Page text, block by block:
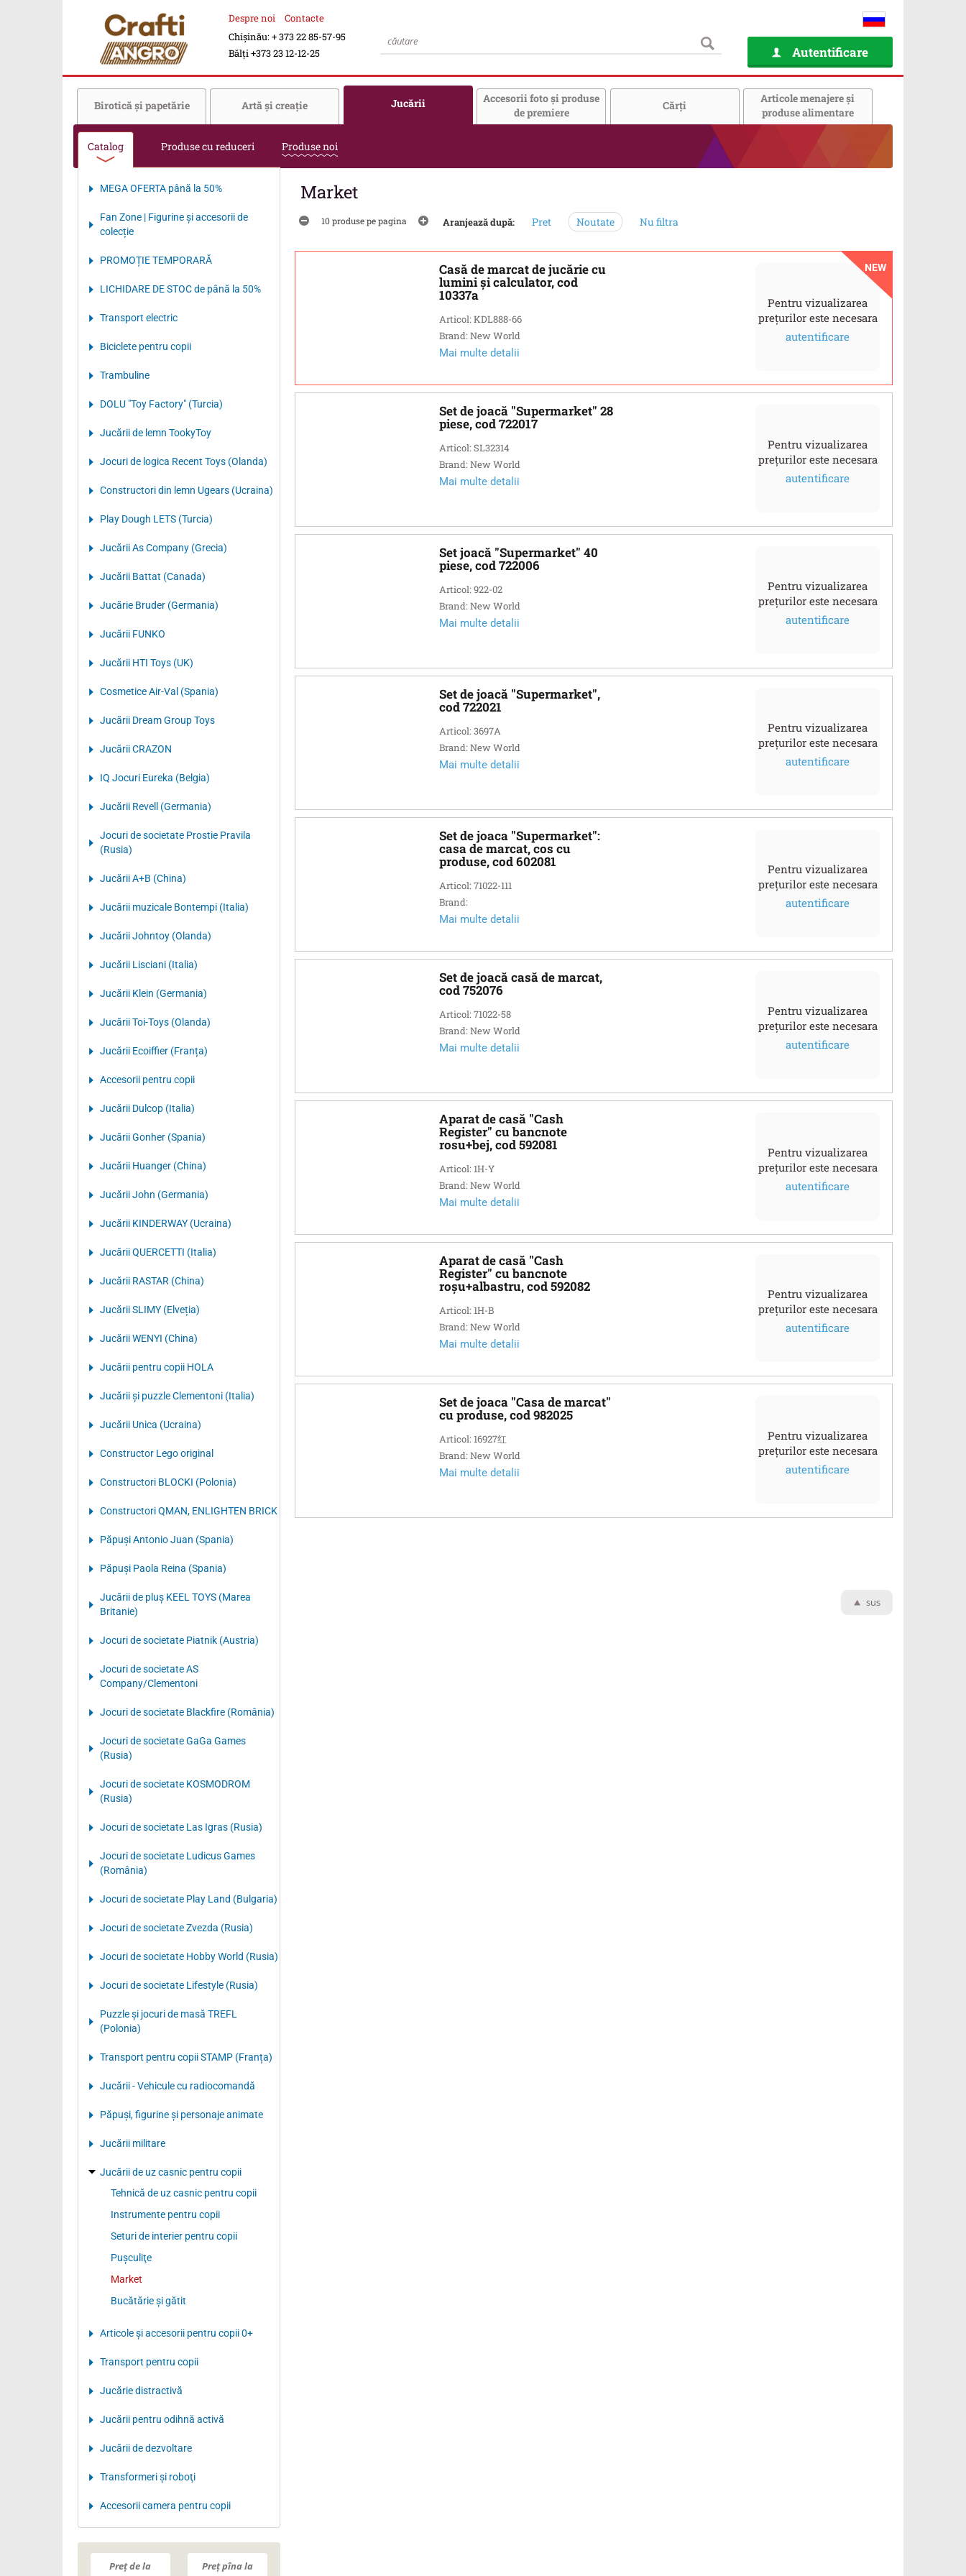
Autentificare
Despre noi
Contacte
Chișinău: + 373 22 85-57-95
Bălți +373 23 12-12-25
Birotică şi papetărie Artă şi creaţie Jucării
Accesorii foto şi produse
de premiere
Cărţi
Articole menajere și
produse alimentare
Catalog Produse cu reduceri Produse noi
MEGA OFERTA până la 50%
Fan Zone | Figurine și accesorii de
colecție
PROMOȚIE TEMPORARĂ
LICHIDARE DE STOC de până la 50%
Transport electriс
Biciclete pentru copii
Trambuline
DOLU "Toy Factory" (Turcia)
Jucării de lemn TookyToy
Jocuri de logica Recent Toys (Olanda)
Constructori din lemn Ugears (Ucraina)
Play Dough LETS (Turcia)
Jucării As Company (Grecia)
Jucării Battat (Canada)
Jucărie Bruder (Germania)
Jucării FUNKO
Jucării HTI Toys (UK)
Cosmetice Air-Val (Spania)
Jucării Dream Group Toys
Jucării CRAZON
IQ Jocuri Eureka (Belgia)
Jucării Revell (Germania)
Jocuri de societate Prostie Pravila
(Rusia)
Jucării A+B (China)
Jucării muzicale Bontempi (Italia)
Jucării Johntoy (Olanda)
Jucării Lisciani (Italia)
Jucării Klein (Germania)
Jucării Toi-Toys (Olanda)
Jucării Ecoiffier (Franța)
Accesorii pentru copii
Jucării Dulcop (Italia)
Jucării Gonher (Spania)
Jucării Huanger (China)
Jucării John (Germania)
Jucării KINDERWAY (Ucraina)
Jucării QUERCETTI (Italia)
Jucării RASTAR (China)
Jucării SLIMY (Elveția)
Jucării WENYI (China)
Jucării pentru copii HOLA
Jucării și puzzle Clementoni (Italia)
Jucării Unica (Ucraina)
Constructor Lego original
Constructori BLOCKI (Polonia)
Constructori QMAN, ENLIGHTEN BRICK
Păpuși Antonio Juan (Spania)
Păpuși Paola Reina (Spania)
Jucării de pluș KEEL TOYS (Marea
Britanie)
Jocuri de societate Piatnik (Austria)
Jocuri de societate AS
Company/Clementoni
Jocuri de societate Blackfire (România)
Jocuri de societate GaGa Games
(Rusia)
Jocuri de societate KOSMODROM
(Rusia)
Jocuri de societate Las Igras (Rusia)
Jocuri de societate Ludicus Games
(România)
Jocuri de societate Play Land (Bulgaria)
Jocuri de societate Zvezda (Rusia)
Jocuri de societate Hobby World (Rusia)
Jocuri de societate Lifestyle (Rusia)
Puzzle şi jocuri de masă TREFL
(Polonia)
Transport pentru copii STAMP (Franța)
Jucării - Vehicule cu radiocomandă
Păpuşi, figurine şi personaje animate
Jucării militare
Jucării de uz casnic pentru copii
Tehnică de uz casnic pentru copii
Instrumente pentru copii
Seturi de interier pentru copii
Puşculiţe
Market
Bucătărie și gătit
Articole şi accesorii pentru copii 0+
Transport pentru copii
Jucărie distractivă
Jucării pentru odihnă activă
Jucării de dezvoltare
Transformeri şi roboţi
Accesorii camera pentru copii
Market
10 produse pe pagina Aranjează după: Pret Noutate Nu filtra
NEW
Casă de marcat de jucărie cu
lumini și calculator, cod
10337a
Articol: KDL888-66
Brand: New World
Mai multe detalii
Pentru vizualizarea
prețurilor este necesara
autentificare
Set de joacă "Supermarket" 28
piese, cod 722017
Articol: SL32314
Brand: New World
Mai multe detalii
Pentru vizualizarea
prețurilor este necesara
autentificare
Set joacă "Supermarket" 40
piese, cod 722006
Articol: 922-02
Brand: New World
Mai multe detalii
Pentru vizualizarea
prețurilor este necesara
autentificare
Set de joacă "Supermarket",
cod 722021
Articol: 3697A
Brand: New World
Mai multe detalii
Pentru vizualizarea
prețurilor este necesara
autentificare
Set de joaca "Supermarket":
casa de marcat, cos cu
produse, cod 602081
Articol: 71022-111
Brand:
Mai multe detalii
Pentru vizualizarea
prețurilor este necesara
autentificare
Set de joacă casă de marcat,
cod 752076
Articol: 71022-58
Brand: New World
Mai multe detalii
Pentru vizualizarea
prețurilor este necesara
autentificare
Aparat de casă "Cash
Register" cu bancnote
rosu+bej, cod 592081
Articol: 1H-Y
Brand: New World
Mai multe detalii
Pentru vizualizarea
prețurilor este necesara
autentificare
Aparat de casă "Cash
Register" cu bancnote
roșu+albastru, cod 592082
Articol: 1H-B
Brand: New World
Mai multe detalii
Pentru vizualizarea
prețurilor este necesara
autentificare
Set de joaca "Casa de marcat"
cu produse, cod 982025
Articol: 16927红
Brand: New World
Mai multe detalii
Pentru vizualizarea
prețurilor este necesara
autentificare
sus